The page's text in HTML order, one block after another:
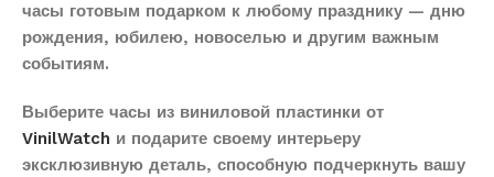
часы готовым подарком к любому празднику — дню
рождения, юбилею, новоселью и другим важным
событиям.
Выберите часы из виниловой пластинки от
VinilWatch и подарите своему интерьеру
эксклюзивную деталь, способную подчеркнуть вашу